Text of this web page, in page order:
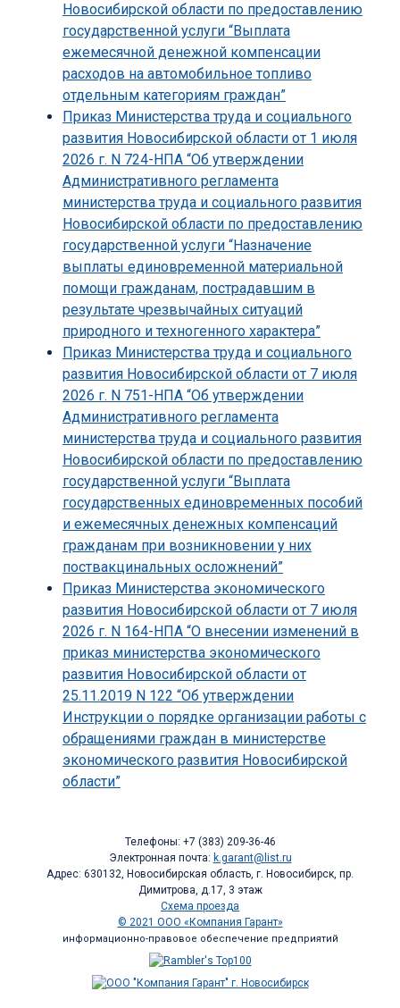
Новосибирской области по предоставлению
государственной услуги “Выплата
ежемесячной денежной компенсации
расходов на автомобильное топливо
отдельным категориям граждан”
Приказ Министерства труда и социального
развития Новосибирской области от 1 июля
2026 г. N 724-НПА “Об утверждении
Административного регламента
министерства труда и социального развития
Новосибирской области по предоставлению
государственной услуги “Назначение
выплаты единовременной материальной
помощи гражданам, пострадавшим в
результате чрезвычайных ситуаций
природного и техногенного характера”
Приказ Министерства труда и социального
развития Новосибирской области от 7 июля
2026 г. N 751-НПА “Об утверждении
Административного регламента
министерства труда и социального развития
Новосибирской области по предоставлению
государственной услуги “Выплата
государственных единовременных пособий
и ежемесячных денежных компенсаций
гражданам при возникновении у них
поствакцинальных осложнений”
Приказ Министерства экономического
развития Новосибирской области от 7 июля
2026 г. N 164-НПА “О внесении изменений в
приказ министерства экономического
развития Новосибирской области от
25.11.2019 N 122 “Об утверждении
Инструкции о порядке организации работы с
обращениями граждан в министерстве
экономического развития Новосибирской
области”
Телефоны: +7 (383) 209-36-46
Электронная почта: k.garant@list.ru
Адрес: 630132, Новосибирская область, г. Новосибирск, пр.
Димитрова, д.17, 3 этаж
Схема проезда
© 2021 ООО «Компания Гарант»
информационно-правовое обеспечение предприятий